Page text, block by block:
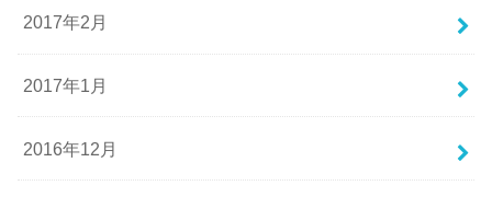
2017年2月
2017年1月
2016年12月